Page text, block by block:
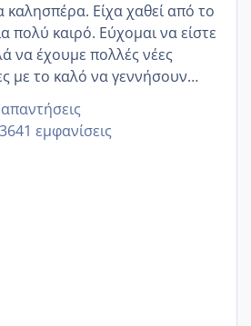
καλησπέρα. Είχα χαθεί από το
πολύ καιρό. Εύχομαι να είστε
να έχουμε πολλές νέες
με το καλό να γεννήσουν
ήδη περιμένουν. Να πάρουν
στην αγκαλίτσα τους
3641 εμφανίσεις